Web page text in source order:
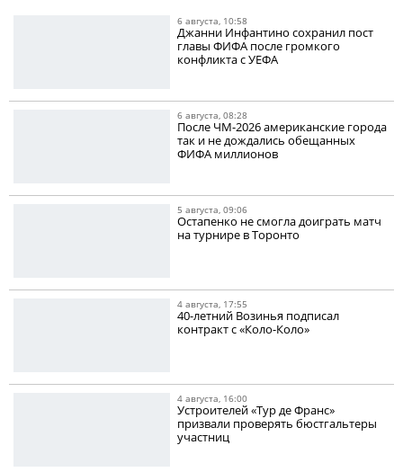
6 августа, 10:58
Джанни Инфантино сохранил пост
главы ФИФА после громкого
конфликта с УЕФА
6 августа, 08:28
После ЧМ-2026 американские города
так и не дождались обещанных
ФИФА миллионов
5 августа, 09:06
Остапенко не смогла доиграть матч
на турнире в Торонто
4 августа, 17:55
40-летний Возинья подписал
контракт с «Коло-Коло»
4 августа, 16:00
Устроителей «Тур де Франс»
призвали проверять бюстгальтеры
участниц